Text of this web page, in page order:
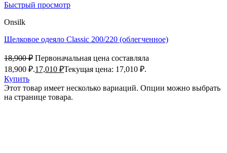
Быстрый просмотр
Onsilk
Шелковое одеяло Classic 200/220 (облегченное)
18,900₽ Первоначальная цена составляла
18,900 ₽.17,010 ₽Текущая цена: 17,010 ₽.
Купить
Этот товар имеет несколько вариаций. Опции можно выбрать
на странице товара.